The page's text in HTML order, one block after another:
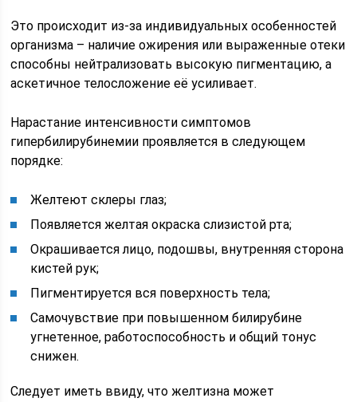
Это происходит из-за индивидуальных особенностей
организма – наличие ожирения или выраженные отеки
способны нейтрализовать высокую пигментацию, а
аскетичное телосложение её усиливает.
Нарастание интенсивности симптомов
гипербилирубинемии проявляется в следующем
порядке:
Желтеют склеры глаз;
Появляется желтая окраска слизистой рта;
Окрашивается лицо, подошвы, внутренняя сторона
кистей рук;
Пигментируется вся поверхность тела;
Самочувствие при повышенном билирубине
угнетенное, работоспособность и общий тонус
снижен.
Следует иметь ввиду, что желтизна может